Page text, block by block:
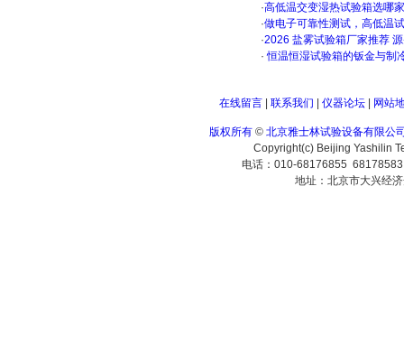
·高低温交变湿热试验箱选哪
·做电子可靠性测试，高低温
·2026 盐雾试验箱厂家推荐
· 恒温恒湿试验箱的钣金与制
在线留言| 联系我们 仪器论坛| 网站
版权所有 © 北京雅士林试验设备有限公
Copyright(c) Beijing Yashilin
电话：010-68176855
地址：北京市大兴经